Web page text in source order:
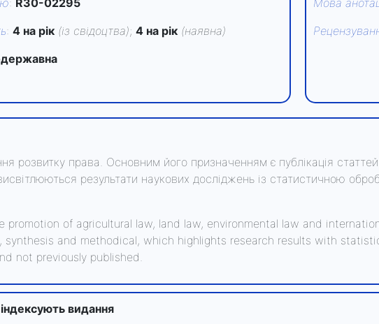
: R30-02295
: 4 на рік (із свідоцтва); 4 на рік (наявна)
Мова
розвитку права. Основним його призначенням є публікація
результати наукових досліджень із статистичною
promotion of agricultural law, land law, environmental law and
synthesis and methodical, which highlights research results with
not previously published.
видання